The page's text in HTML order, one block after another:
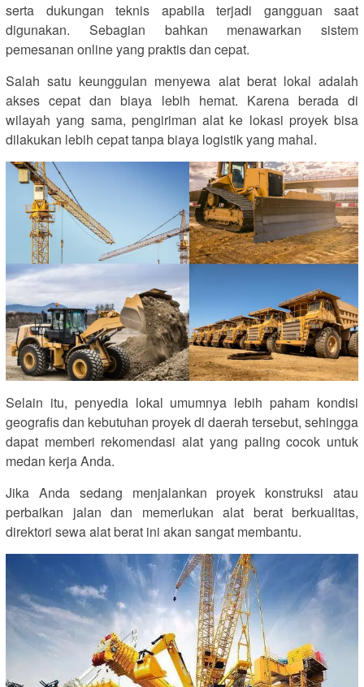
serta dukungan teknis apabila terjadi gangguan saat
digunakan. Sebagian bahkan menawarkan sistem
pemesanan online yang praktis dan cepat.
Salah satu keunggulan menyewa alat berat lokal adalah
akses cepat dan biaya lebih hemat. Karena berada di
wilayah yang sama, pengiriman alat ke lokasi proyek bisa
dilakukan lebih cepat tanpa biaya logistik yang mahal.
Selain itu, penyedia lokal umumnya lebih paham kondisi
geografis dan kebutuhan proyek di daerah tersebut, sehingga
dapat memberi rekomendasi alat yang paling cocok untuk
medan kerja Anda.
Jika Anda sedang menjalankan proyek konstruksi atau
perbaikan jalan dan memerlukan alat berat berkualitas,
direktori sewa alat berat ini akan sangat membantu.